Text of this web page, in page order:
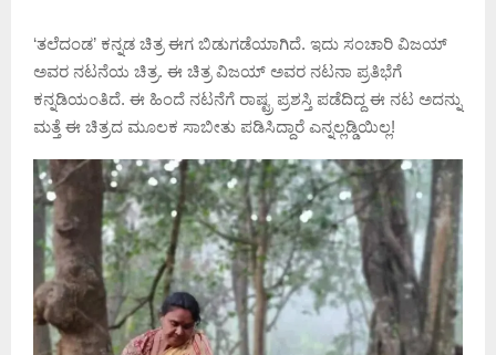
‘ತಲೆದಂಡ’ ಕನ್ನಡ ಚಿತ್ರ ಈಗ ಬಿಡುಗಡೆಯಾಗಿದೆ. ಇದು ಸಂಚಾರಿ ವಿಜಯ್
ಅವರ ನಟನೆಯ ಚಿತ್ರ. ಈ ಚಿತ್ರ ವಿಜಯ್ ಅವರ ನಟನಾ ಪ್ರತಿಭೆಗೆ
ಕನ್ನಡಿಯಂತಿದೆ. ಈ ಹಿಂದೆ ನಟನೆಗೆ ರಾಷ್ಟ್ರ ಪ್ರಶಸ್ತಿ ಪಡೆದಿದ್ದ ಈ ನಟ ಅದನ್ನು
ಮತ್ತೆ ಈ ಚಿತ್ರದ ಮೂಲಕ ಸಾಬೀತು ಪಡಿಸಿದ್ದಾರೆ ಎನ್ನಲ್ಲಡ್ಡಿಯಿಲ್ಲ!